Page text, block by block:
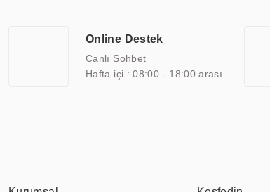
arasında yer almaktadır. ERPA Teknoloji,
yılların getirdiği bilgi ve tecrübe ile birleştiren ERPA
Online Destek
Canlı Sohbet
Hafta içi : 08:00 - 18:00 arası